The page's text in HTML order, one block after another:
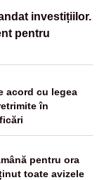
investițiilor.
pentru
acord cu legea
în
pentru ora
toate avizele